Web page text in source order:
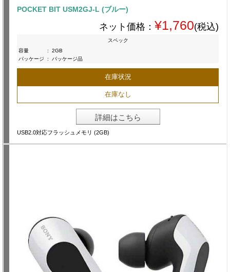
POCKET BIT USM2GJ-L (ブルー)
ネット価格： ¥1,760(税込)
スペック
容量
:
2GB
パッケージ
: パッケージ品
在庫状況
在庫なし
詳細はこちら
USB2.0対応フラッシュメモリ (2GB)